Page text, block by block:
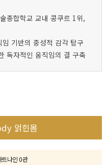
종합학교 교내 콩쿠르 1위,
기반의 중성적 감각 탐구
독자적인 움직임의 결 구축
얽힌몸
나인 0관